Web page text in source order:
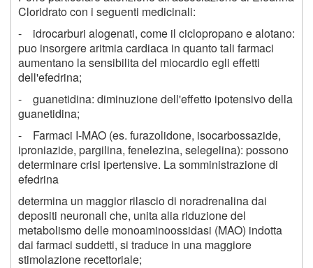
Cloridrato con i seguenti medicinali:
- idrocarburi alogenati, come il ciclopropano e alotano:
puo insorgere aritmia cardiaca in quanto tali farmaci
aumentano la sensibilita del miocardio egli effetti
dell'efedrina;
- guanetidina: diminuzione dell'effetto ipotensivo della
guanetidina;
- Farmaci I-MAO (es. furazolidone, isocarbossazide,
iproniazide, pargilina, fenelezina, selegelina): possono
determinare crisi ipertensive. La somministrazione di
efedrina
determina un maggior rilascio di noradrenalina dai
depositi neuronali che, unita alia riduzione del
metabolismo delle monoaminoossidasi (MAO) indotta
dai farmaci suddetti, si traduce in una maggiore
stimolazione recettoriale;